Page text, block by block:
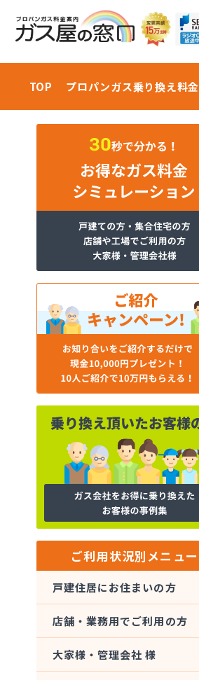
TOP プロパンガス乗り換え料金
ご利用状況別メニュー
戸建住居にお住まいの方
店舗・業務用でご利用の方
大家様・管理会社 様